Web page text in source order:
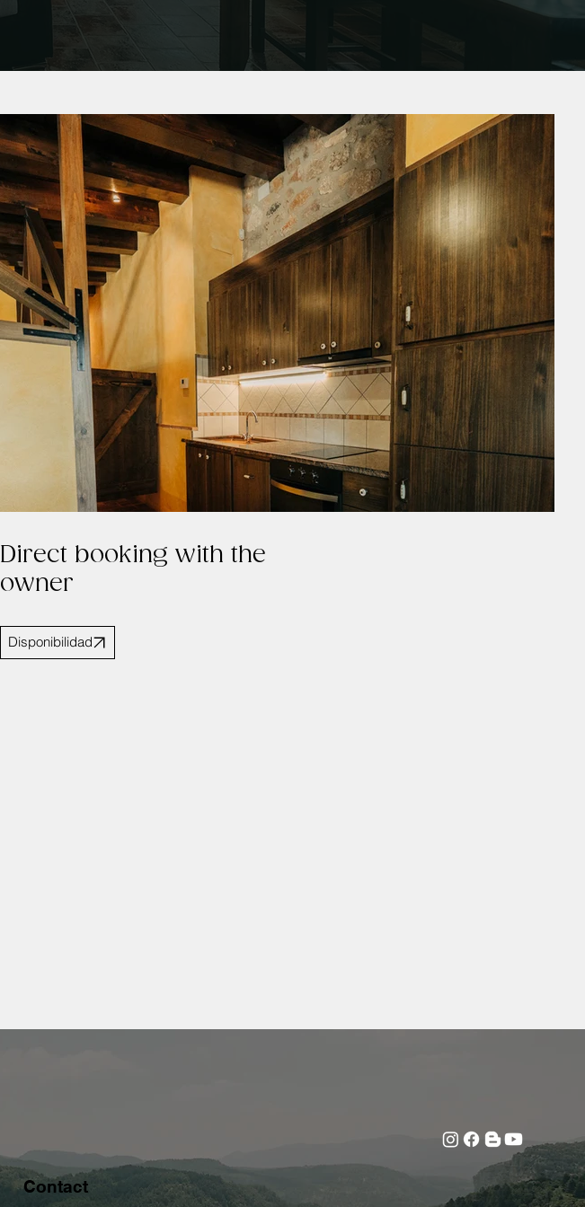
Direct booking with the
owner
Disponibilidad
Contact